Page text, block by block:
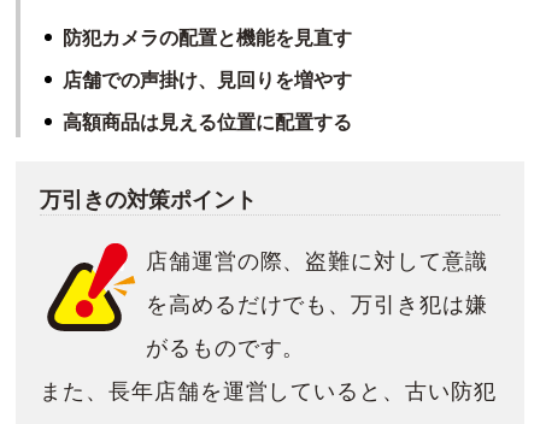
防犯カメラの配置と機能を見直す
店舗での声掛け、見回りを増やす
高額商品は見える位置に配置する
万引きの対策ポイント
店舗運営の際、盗難に対して意識
を高めるだけでも、万引き犯は嫌
がるものです。
また、長年店舗を運営していると、古い防犯